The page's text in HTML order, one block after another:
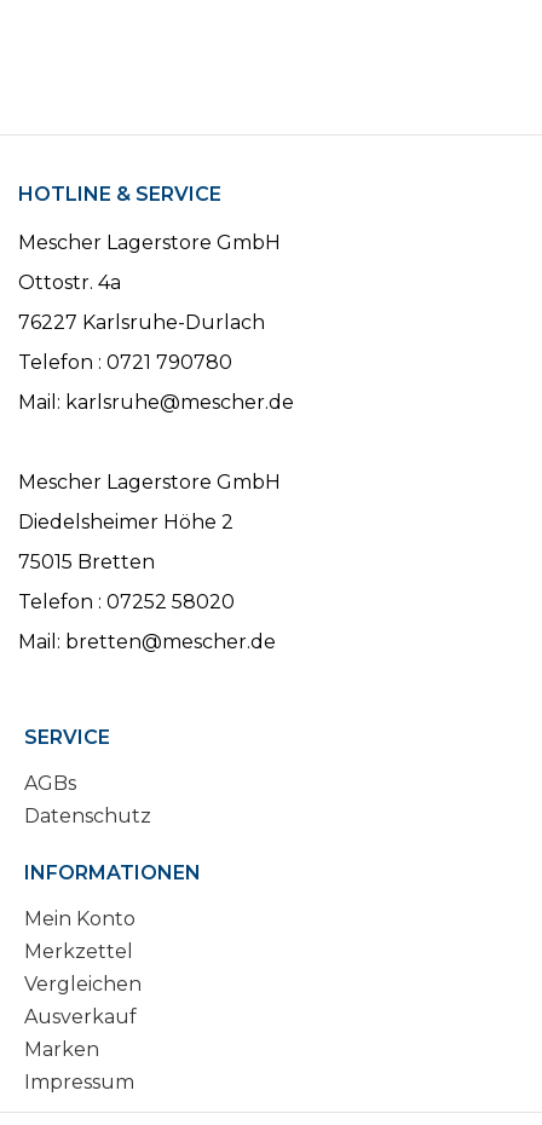
HOTLINE & SERVICE
Mescher Lagerstore GmbH
Ottostr. 4a
76227 Karlsruhe-Durlach
Telefon : 0721 790780
Mail: karlsruhe@mescher.de
Mescher Lagerstore GmbH
Diedelsheimer Höhe 2
75015 Bretten
Telefon : 07252 58020
Mail: bretten@mescher.de
SERVICE
AGBs
Datenschutz
INFORMATIONEN
Mein Konto
Merkzettel
Vergleichen
Ausverkauf
Marken
Impressum